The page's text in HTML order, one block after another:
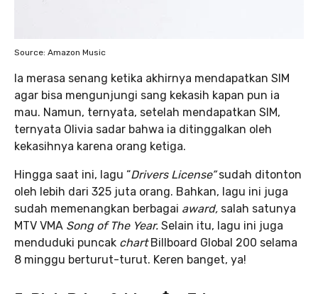
Source: Amazon Music
Ia merasa senang ketika akhirnya mendapatkan SIM
agar bisa mengunjungi sang kekasih kapan pun ia
mau. Namun, ternyata, setelah mendapatkan SIM,
ternyata Olivia sadar bahwa ia ditinggalkan oleh
kekasihnya karena orang ketiga.
Hingga saat ini, lagu “Drivers License”sudah ditonton
oleh lebih dari 325 juta orang. Bahkan, lagu ini juga
sudah memenangkan berbagai award, salah satunya
MTV VMA Song of The Year. Selain itu, lagu ini juga
menduduki puncak chartBillboard Global 200 selama
8 minggu berturut-turut. Keren banget, ya!